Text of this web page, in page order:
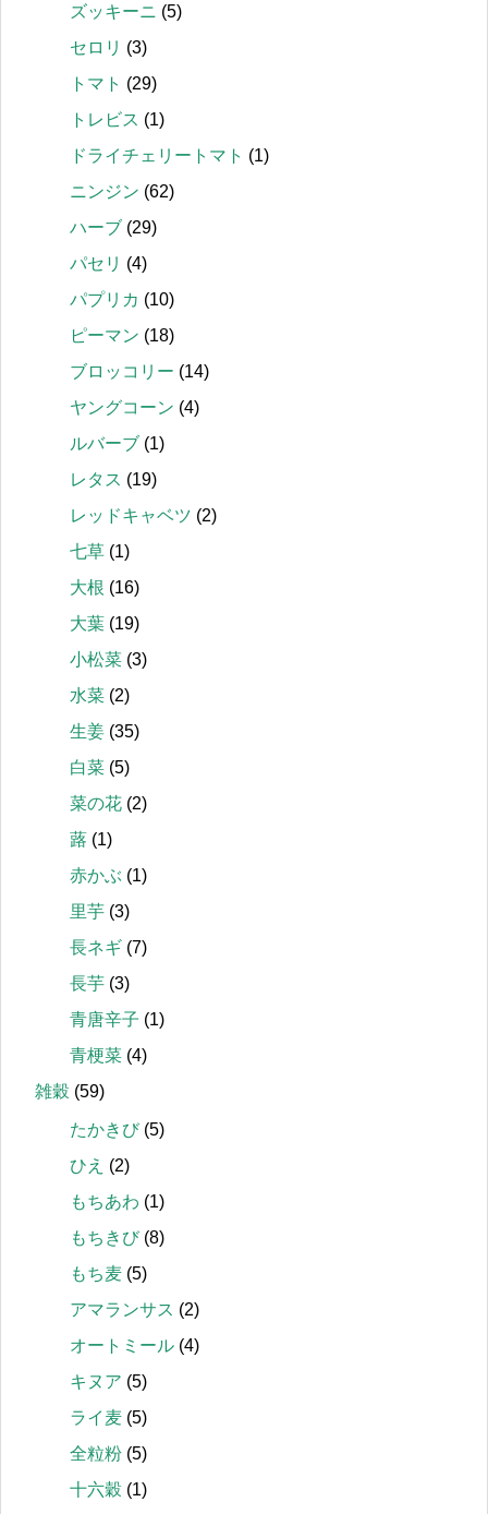
ズッキーニ (5)
セロリ (3)
トマト (29)
トレビス (1)
ドライチェリートマト (1)
ニンジン (62)
ハーブ (29)
パセリ (4)
パプリカ (10)
ピーマン (18)
ブロッコリー (14)
ヤングコーン (4)
ルバーブ (1)
レタス (19)
レッドキャベツ (2)
七草 (1)
大根 (16)
大葉 (19)
小松菜 (3)
水菜 (2)
生姜 (35)
白菜 (5)
菜の花 (2)
蕗 (1)
赤かぶ (1)
里芋 (3)
長ネギ (7)
長芋 (3)
青唐辛子 (1)
青梗菜 (4)
雑穀 (59)
たかきび(5)
ひえ (2)
もちあわ (1)
もちきび(8)
もち麦 (5)
アマランサス (2)
オートミール (4)
キヌア (5)
ライ麦 (5)
全粒粉 (5)
十六穀 (1)